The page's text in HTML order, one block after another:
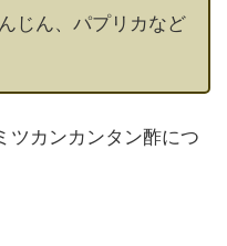
じん、パプリカなど
ツカンカンタン酢につ